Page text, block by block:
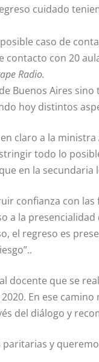
cuidado
caso de
con 20
Radio.
Buenos Aires sino
hoy distintos
claro a la
todo lo
en la
confianza con
a la
el regreso es
docente que se
En ese
del diálogo y
y